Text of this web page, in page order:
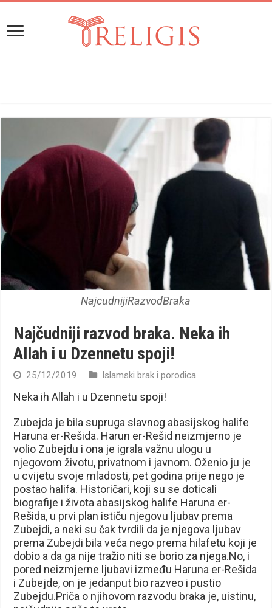
NajcudnijiRazvodBraka
Najčudniji razvod braka. Neka ih
Allah i u Dzennetu spoji!
25/12/2019 Islamski brak i porodica
Neka ih Allah i u Dzennetu spoji!
Zubejda je bila supruga slavnog abasijskog halife
Haruna er-Rešida. Harun er-Rešid neizmjerno je
volio Zubejdu i ona je igrala važnu ulogu u
njegovom životu, privatnom i javnom. Oženio ju je
u cvijetu svoje mladosti, pet godina prije nego je
postao halifa. Historičari, koji su se doticali
biografije i života abasijskog halife Haruna er-
Rešida, u prvi plan ističu njegovu ljubav prema
Zubejdi, a neki su čak tvrdili da je njegova ljubav
prema Zubejdi bila veća nego prema hilafetu koji je
dobio a da ga nije tražio niti se borio za njega.No, i
pored neizmjerne ljubavi između Haruna er-Rešida
i Zubejde, on je jedanput bio razveo i pustio
Zubejdu.Priča o njihovom razvodu braka je, uistinu,